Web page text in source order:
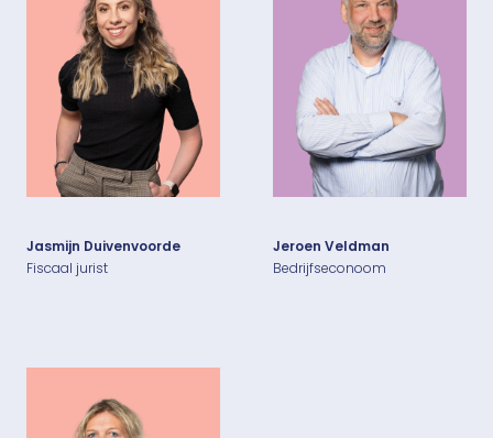
Jasmijn Duivenvoorde
Fiscaal jurist
Jeroen Veldman
Bedrijfseconoom